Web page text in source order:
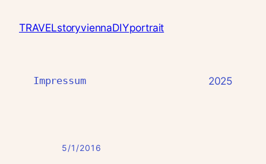
TRAVELstoryviennaDIYportrait
Impressum 2025
5/1/2016